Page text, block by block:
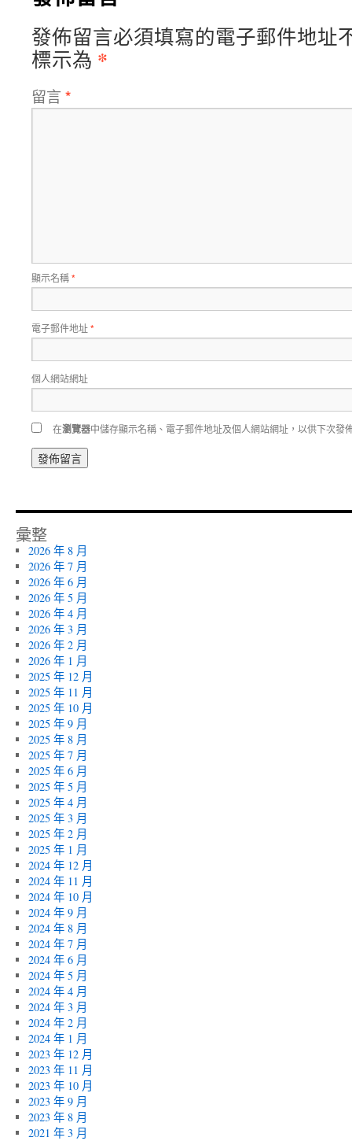
發佈留言必須填寫的電子郵件地址
標示為 *
留言 *
顯示名稱*
電子郵件地址*
個人網站網址
在瀏覽器中儲存顯示名稱、電子郵件地址及個人網站網址，以供下次發
彙整
2026 年 8 月
2026 年 7 月
2026 年 6 月
2026 年 5 月
2026 年 4 月
2026 年 3 月
2026 年 2 月
2026 年 1 月
2025 年 12 月
2025 年 11 月
2025 年 10 月
2025 年 9 月
2025 年 8 月
2025 年 7 月
2025 年 6 月
2025 年 5 月
2025 年 4 月
2025 年 3 月
2025 年 2 月
2025 年 1 月
2024 年 12 月
2024 年 11 月
2024 年 10 月
2024 年 9 月
2024 年 8 月
2024 年 7 月
2024 年 6 月
2024 年 5 月
2024 年 4 月
2024 年 3 月
2024 年 2 月
2024 年 1 月
2023 年 12 月
2023 年 11 月
2023 年 10 月
2023 年 9 月
2023 年 8 月
2021 年 3 月